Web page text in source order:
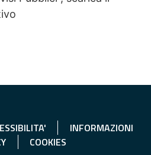
INFORMAZIONI
COOKIES